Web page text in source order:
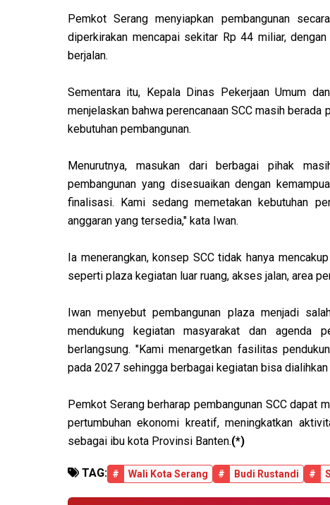
Pemkot Serang menyiapkan pembangunan
diperkirakan mencapai sekitar Rp 44 miliar,
berjalan.
Sementara itu, Kepala Dinas Pekerjaan Umum
menjelaskan bahwa perencanaan SCC masih
kebutuhan pembangunan.
Menurutnya, masukan dari berbagai pihak
pembangunan yang disesuaikan dengan
finalisasi. Kami sedang memetakan kebutuhan
anggaran yang tersedia," kata Iwan.
Ia menerangkan, konsep SCC tidak hanya
seperti plaza kegiatan luar ruang, akses jalan, area
Iwan menyebut pembangunan plaza menjadi
mendukung kegiatan masyarakat dan agenda
berlangsung. "Kami menargetkan fasilitas
pada 2027 sehingga berbagai kegiatan bisa
Pemkot Serang berharap pembangunan SCC
pertumbuhan ekonomi kreatif, meningkatkan
sebagai ibu kota Provinsi Banten.(*)
TAG: # Wali Kota Serang # Budi Rustandi #